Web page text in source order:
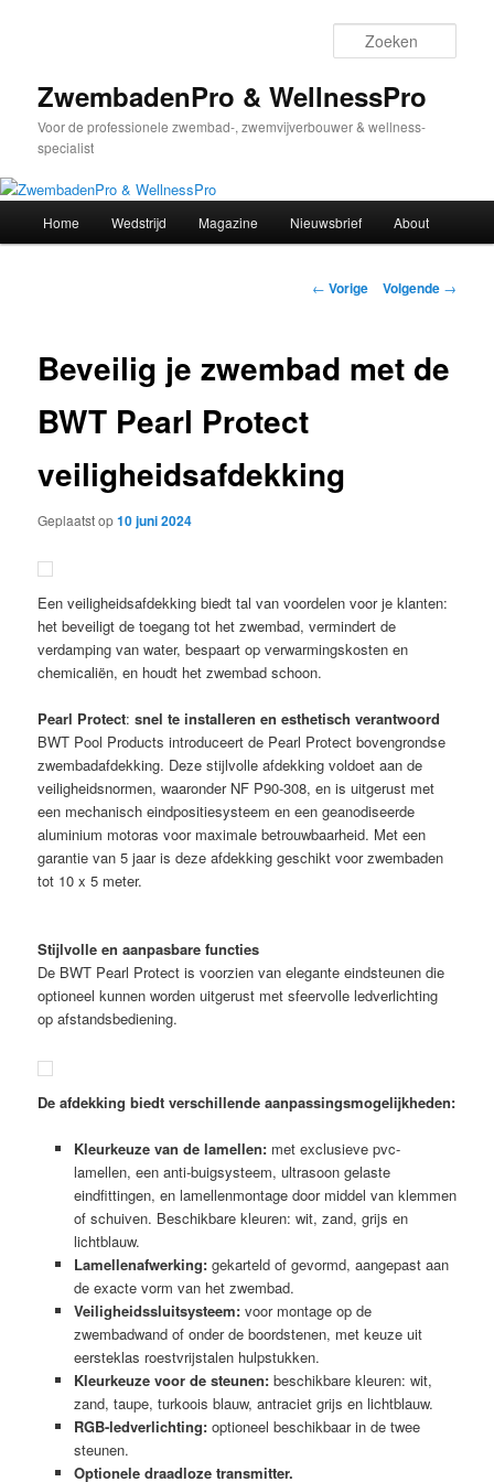
inhoudZwembadenPro & WellnessPro
Voor de professionele zwembad-, zwemvijverbouwer & wellness-
specialist
Home Wedstrijd Magazine Nieuwsbrief About
Bericht
← Vorige Volgende →
Beveilig je zwembad met de
BWT Pearl Protect
veiligheidsafdekking
Geplaatst op10 juni 2024
Een veiligheidsafdekking biedt tal van voordelen voor je klanten:
het beveiligt de toegang tot het zwembad, vermindert de
verdamping van water, bespaart op verwarmingskosten en
chemicaliën, en houdt het zwembad schoon.
Pearl Protect:snel te installeren en esthetisch verantwoord
BWT Pool Products introduceert de Pearl Protect bovengrondse
zwembadafdekking. Deze stijlvolle afdekking voldoet aan de
veiligheidsnormen, waaronder NF P90-308, en is uitgerust met
een mechanisch eindpositiesysteem en een geanodiseerde
aluminium motoras voor maximale betrouwbaarheid. Met een
garantie van 5 jaar is deze afdekking geschikt voor zwembaden
tot 10 x 5 meter.
Stijlvolle en aanpasbare functies
De BWT Pearl Protect is voorzien van elegante eindsteunen die
optioneel kunnen worden uitgerust met sfeervolle ledverlichting
op afstandsbediening.
De afdekking biedt verschillende aanpassingsmogelijkheden:
Kleurkeuze van de lamellen:met exclusieve pvc-
lamellen, een anti-buigsysteem, ultrasoon gelaste
eindfittingen, en lamellenmontage door middel van klemmen
of schuiven. Beschikbare kleuren: wit, zand, grijs en
lichtblauw.
Lamellenafwerking: gekarteld of gevormd, aangepast aan
de exacte vorm van het zwembad.
Veiligheidssluitsysteem: voor montage op de
zwembadwand of onder de boordstenen, met keuze uit
eersteklas roestvrijstalen hulpstukken.
Kleurkeuze voor de steunen:beschikbare kleuren: wit,
zand, taupe, turkoois blauw, antraciet grijs en lichtblauw.
RGB-ledverlichting: optioneel beschikbaar in de twee
steunen.
Optionele draadloze transmitter.